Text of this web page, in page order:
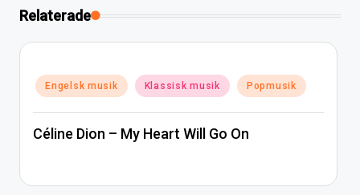
Relaterade
Posted
in
Engelsk musik Klassisk musik Popmusik
Céline Dion – My Heart Will Go On